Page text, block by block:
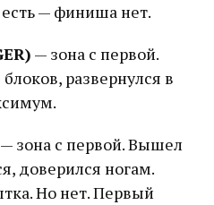
— финиша нет.
— зона с первой.
развернулся в
— зона с первой. Вышел
доверился ногам.
Но нет. Первый